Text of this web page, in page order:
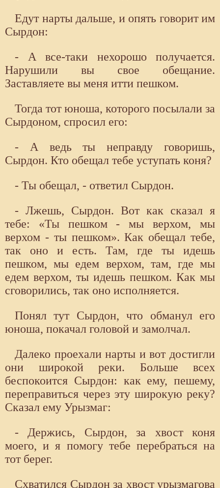
Едут нарты дальше, и опять говорит им
Сырдон:
- А все-таки нехорошо получается.
Нарушили вы свое обещание.
Заставляете вы меня итти пешком.
Тогда тот юноша, которого посылали за
Сырдоном, спросил его:
- А ведь ты неправду говоришь,
Сырдон. Кто обещал тебе уступать коня?
- Ты обещал, - ответил Сырдон.
- Лжешь, Сырдон. Вот как сказал я
тебе: «Ты пешком - мы верхом, мы
верхом - ты пешком». Как обещал тебе,
так оно и есть. Там, где ты идешь
пешком, мы едем верхом, там, где мы
едем верхом, ты идешь пешком. Как мы
сговорились, так оно исполняется.
Понял тут Сырдон, что обманул его
юноша, покачал головой и замолчал.
Далеко проехали нарты и вот достигли
они широкой реки. Больше всех
беспокоится Сырдон: как ему, пешему,
переправиться через эту широкую реку?
Сказал ему Урызмаг:
- Держись, Сырдон, за хвост коня
моего, и я помогу тебе перебраться на
тот берег.
Схватился Сырдон за хвост урызмагова